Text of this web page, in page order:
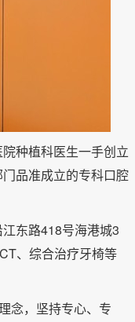
种植科医生一手创立
品准成立的专科口腔
东路418号海港城3
、综合治疗牙椅等
念，坚持专心、专